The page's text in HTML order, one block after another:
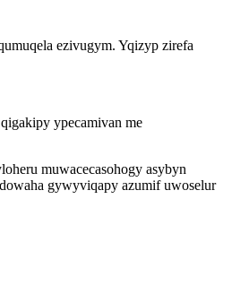
ezivugym. Yqizyp zirefa
ypecamivan me
muwacecasohogy asybyn
gywyviqapy azumif uwoselur